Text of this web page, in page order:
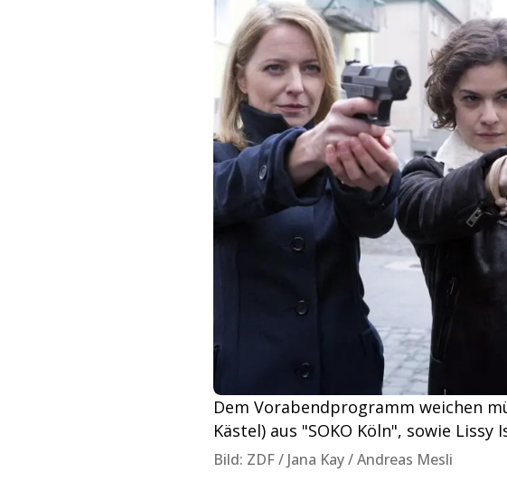
Dem Vorabendprogramm weichen
Kästel) aus "SOKO Köln", sowie
Bild: ZDF / Jana Kay / Andreas Mesli